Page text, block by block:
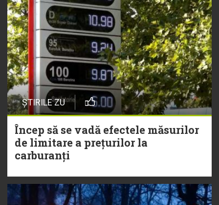
ȘTIRILE ZU
Încep să se vadă efectele măsurilor
de limitare a prețurilor la
carburanți